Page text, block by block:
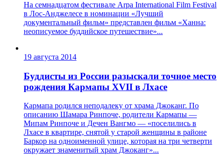
На семнадцатом фестивале Arpa International Film Festival
в Лос-Анджелесе в номинации «Лучший
документальный фильм» представлен фильм «Ханна:
неописуемое буддийское путешествие»...
19 августа 2014
Буддисты из России разыскали точное место
рождения Кармапы XVII в Лхасе
Кармапа родился неподалеку от храма Джоканг. По
описанию Шамара Ринпоче, родители Кармапы —
Мипам Ринпоче и Дечен Вангмо — «поселились в
Лхасе в квартире, снятой у старой женщины в районе
Баркор на одноименной улице, которая на три четверти
окружает знаменитый храм Джоканг»...